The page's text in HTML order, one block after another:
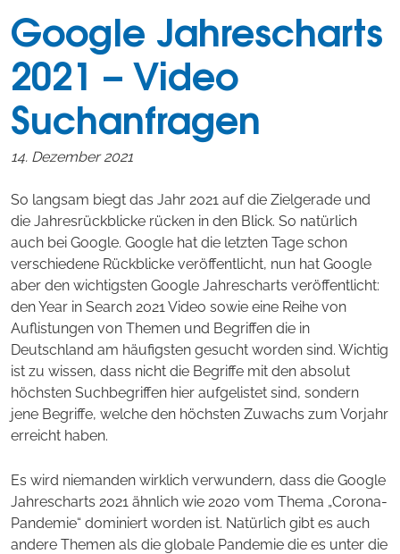
Google Jahrescharts
2021 – Video
Suchanfragen
14. Dezember 2021
So langsam biegt das Jahr 2021 auf die Zielgerade und
die Jahresrückblicke rücken in den Blick. So natürlich
auch bei Google. Google hat die letzten Tage schon
verschiedene Rückblicke veröffentlicht, nun hat Google
aber den wichtigsten Google Jahrescharts veröffentlicht:
den Year in Search 2021 Video sowie eine Reihe von
Auflistungen von Themen und Begriffen die in
Deutschland am häufigsten gesucht worden sind. Wichtig
ist zu wissen, dass nicht die Begriffe mit den absolut
höchsten Suchbegriffen hier aufgelistet sind, sondern
jene Begriffe, welche den höchsten Zuwachs zum Vorjahr
erreicht haben.
Es wird niemanden wirklich verwundern, dass die Google
Jahrescharts 2021 ähnlich wie 2020 vom Thema „Corona-
Pandemie“ dominiert worden ist. Natürlich gibt es auch
andere Themen als die globale Pandemie die es unter die